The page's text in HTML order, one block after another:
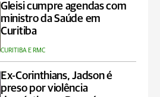
Gleisi cumpre agendas com
ministro da Saúde em
Curitiba
CURITIBA E RMC
Ex-Corinthians, Jadson é
preso por violência